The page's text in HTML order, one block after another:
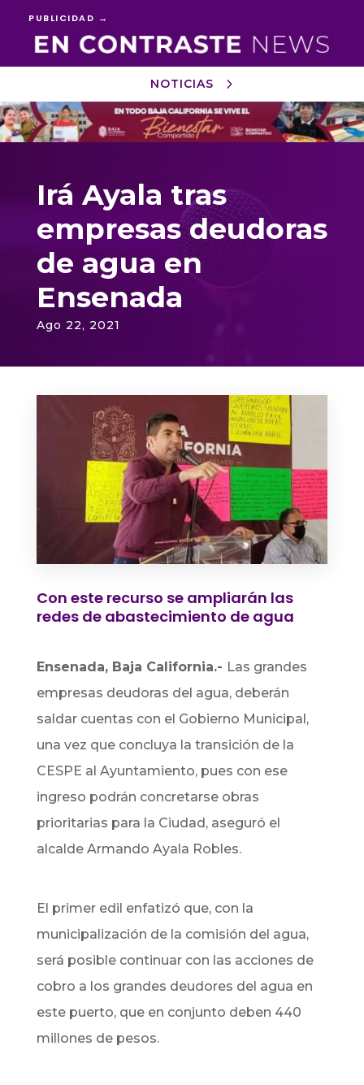
PUBLICIDAD →
NOTICIAS
Reproductor
de
vídeo
Irá Ayala tras
empresas deudoras
de agua en
Ensenada
Ago 22, 2021
Con este recurso se ampliarán las
redes de abastecimiento de agua
Ensenada, Baja California.- Las grandes
empresas deudoras del agua, deberán
saldar cuentas con el Gobierno Municipal,
una vez que concluya la transición de la
CESPE al Ayuntamiento, pues con ese
ingreso podrán concretarse obras
prioritarias para la Ciudad, aseguró el
alcalde Armando Ayala Robles.
El primer edil enfatizó que, con la
municipalización de la comisión del agua,
será posible continuar con las acciones de
cobro a los grandes deudores del agua en
este puerto, que en conjunto deben 440
millones de pesos.